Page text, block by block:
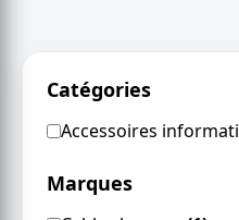
Catégories
Accessoires
Marques